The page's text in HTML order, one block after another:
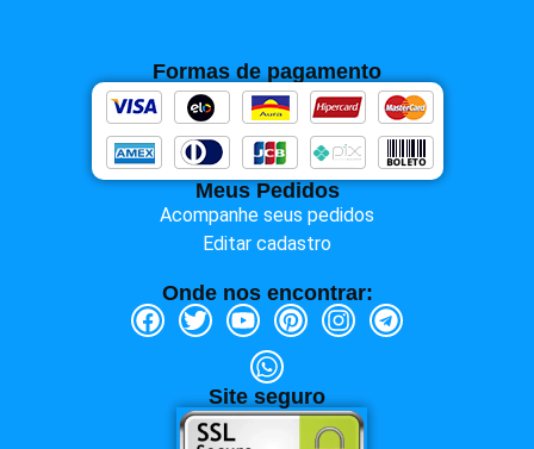
Formas de pagamento
Meus Pedidos
Acompanhe seus pedidos
Editar cadastro
Onde nos encontrar:
Site seguro